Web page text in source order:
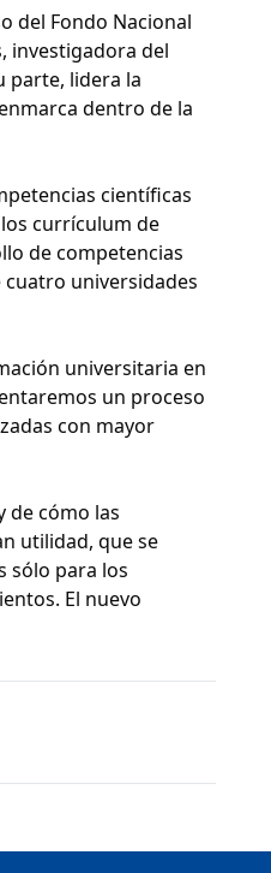
del Fondo Nacional
investigadora del
parte, lidera la
dentro de la
científicas
currículum de
de competencias
universidades
universitaria en
un proceso
con mayor
de cómo las
utilidad, que se
sólo para los
El nuevo